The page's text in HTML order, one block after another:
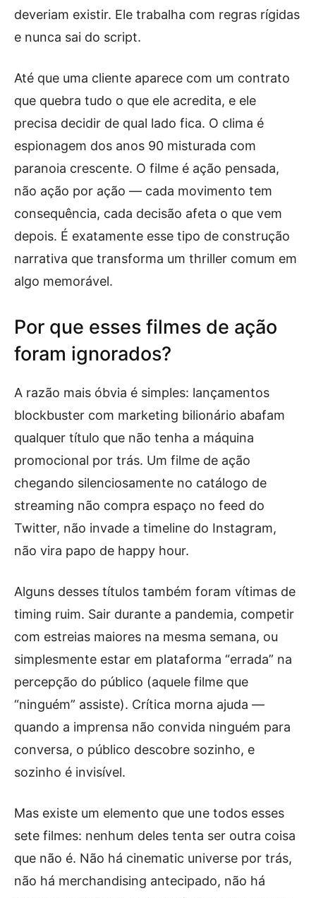
deveriam existir. Ele trabalha com regras rígidas
e nunca sai do script.
Até que uma cliente aparece com um contrato
que quebra tudo o que ele acredita, e ele
precisa decidir de qual lado fica. O clima é
espionagem dos anos 90 misturada com
paranoia crescente. O filme é ação pensada,
não ação por ação — cada movimento tem
consequência, cada decisão afeta o que vem
depois. É exatamente esse tipo de construção
narrativa que transforma um thriller comum em
algo memorável.
Por que esses filmes de ação
foram ignorados?
A razão mais óbvia é simples: lançamentos
blockbuster com marketing bilionário abafam
qualquer título que não tenha a máquina
promocional por trás. Um filme de ação
chegando silenciosamente no catálogo de
streaming não compra espaço no feed do
Twitter, não invade a timeline do Instagram,
não vira papo de happy hour.
Alguns desses títulos também foram vítimas de
timing ruim. Sair durante a pandemia, competir
com estreias maiores na mesma semana, ou
simplesmente estar em plataforma “errada” na
percepção do público (aquele filme que
“ninguém” assiste). Crítica morna ajuda —
quando a imprensa não convida ninguém para
conversa, o público descobre sozinho, e
sozinho é invisível.
Mas existe um elemento que une todos esses
sete filmes: nenhum deles tenta ser outra coisa
que não é. Não há cinematic universe por trás,
não há merchandising antecipado, não há